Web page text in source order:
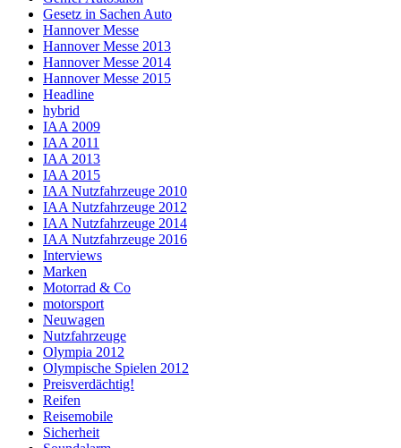
Gesetz in Sachen Auto
Hannover Messe
Hannover Messe 2013
Hannover Messe 2014
Hannover Messe 2015
Headline
hybrid
IAA 2009
IAA 2011
IAA 2013
IAA 2015
IAA Nutzfahrzeuge 2010
IAA Nutzfahrzeuge 2012
IAA Nutzfahrzeuge 2014
IAA Nutzfahrzeuge 2016
Interviews
Marken
Motorrad & Co
motorsport
Neuwagen
Nutzfahrzeuge
Olympia 2012
Olympische Spielen 2012
Preisverdächtig!
Reifen
Reisemobile
Sicherheit